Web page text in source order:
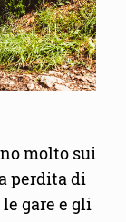
molto sui
perdita di
gare e gli